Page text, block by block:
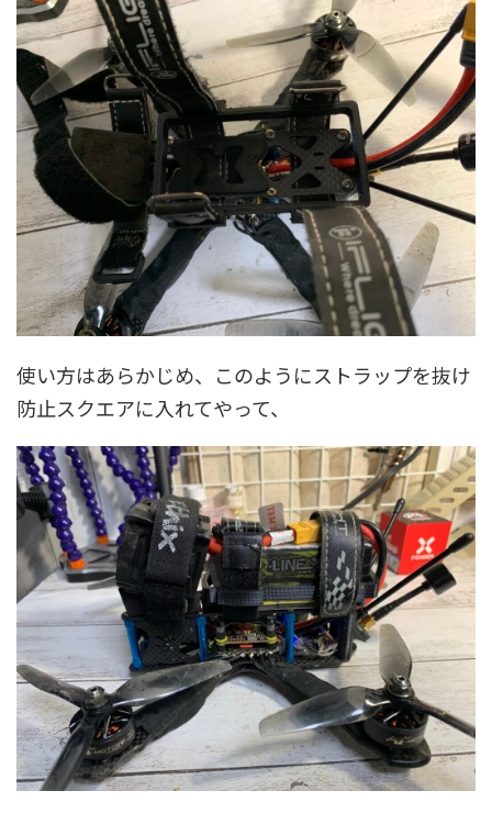
使い方はあらかじめ、このようにストラップを抜け
防止スクエアに入れてやって、